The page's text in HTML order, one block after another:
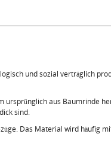
und sozial verträglich
aus Baumrinde
sind.
Das Material wird häufig